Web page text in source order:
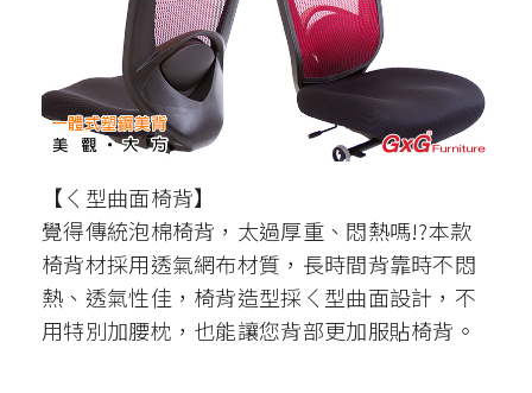
【ㄑ型曲面椅背】
覺得傳統泡棉椅背，太過厚重、悶熱嗎!?本款
椅背材採用透氣網布材質，長時間背靠時不悶
熱、透氣性佳，椅背造型採ㄑ型曲面設計，不
用特別加腰枕，也能讓您背部更加服貼椅背。